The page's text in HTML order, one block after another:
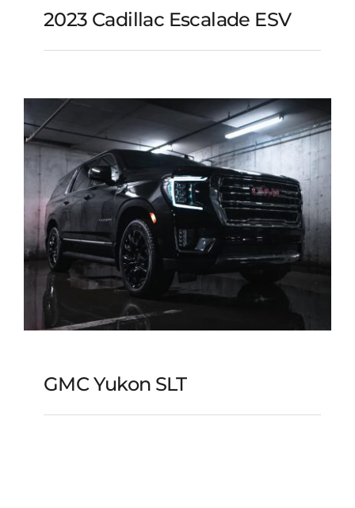
2023 Cadillac Escalade
ESV
2023 Cadillac Escalade ESV
GMC Yukon SLT